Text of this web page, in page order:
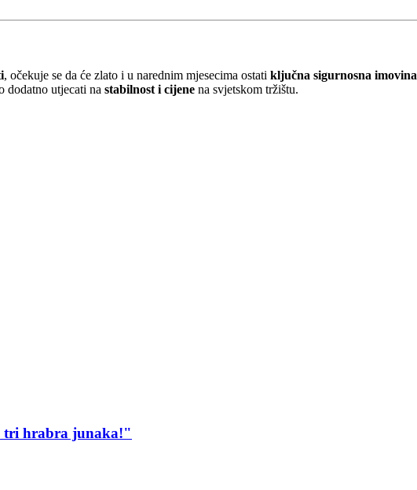
, očekuje se da će zlato i u narednim mjesecima ostati ključna sigurnosna imovina
dodatno utjecati na stabilnost i cijene na svjetskom tržištu.
tri hrabra junaka!"